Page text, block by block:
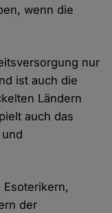
wenn die
nur
ist auch die
Ländern
auch das
der